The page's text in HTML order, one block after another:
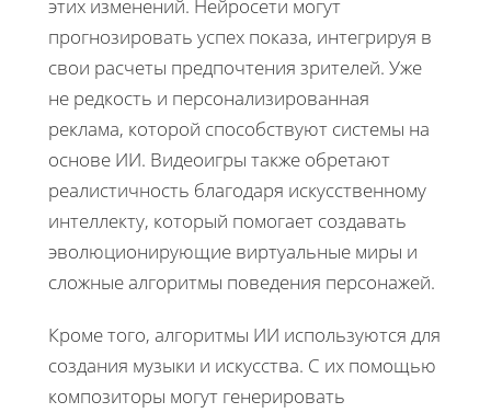
этих изменений. Нейросети могут
прогнозировать успех показа, интегрируя в
свои расчеты предпочтения зрителей. Уже
не редкость и персонализированная
реклама, которой способствуют системы на
основе ИИ. Видеоигры также обретают
реалистичность благодаря искусственному
интеллекту, который помогает создавать
эволюционирующие виртуальные миры и
сложные алгоритмы поведения персонажей.
Кроме того, алгоритмы ИИ используются для
создания музыки и искусства. С их помощью
композиторы могут генерировать